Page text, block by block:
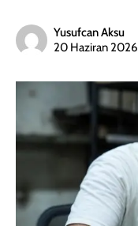
Yusufcan Aksu
20 Haziran 2026